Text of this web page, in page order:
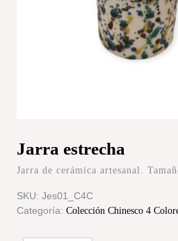
Jarra estrecha
Jarra de cerámica artesanal.
SKU: Jes01_C4C
Categoría: Colección Chinesco 4